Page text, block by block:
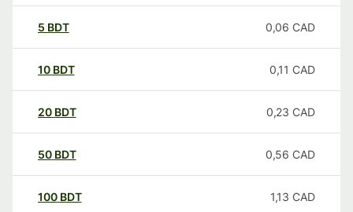
5 BDT 0,06 CAD
10 BDT 0,11 CAD
20 BDT 0,23 CAD
50 BDT 0,56 CAD
100 BDT 1,13 CAD